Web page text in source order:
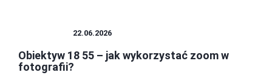
22.06.2026
Obiektyw 18 55 – jak wykorzystać zoom w
fotografii?